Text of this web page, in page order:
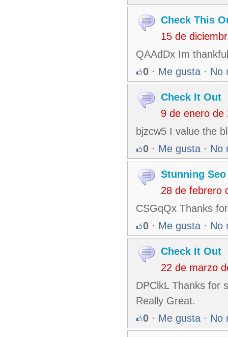
Check This
15 de
QAAdDx Im
0 · Me gusta · No
Check It Out
9 de enero de
bjzcw5 I value the
0 · Me gusta · No
Stunning
28 de febrero
CSGqQx Thanks
0 · Me gusta · No
Check It Out
22 de marzo
DPClkL Thanks for
Really Great.
0 · Me gusta · No